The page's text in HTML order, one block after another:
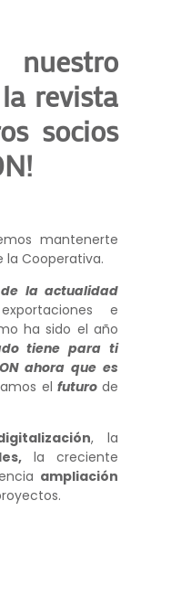
revista
socios
mantenerte
Cooperativa.
la actualidad
e
ha sido el año
tiene para ti
ahora que es
elfuturo de
, la
la creciente
ampliación